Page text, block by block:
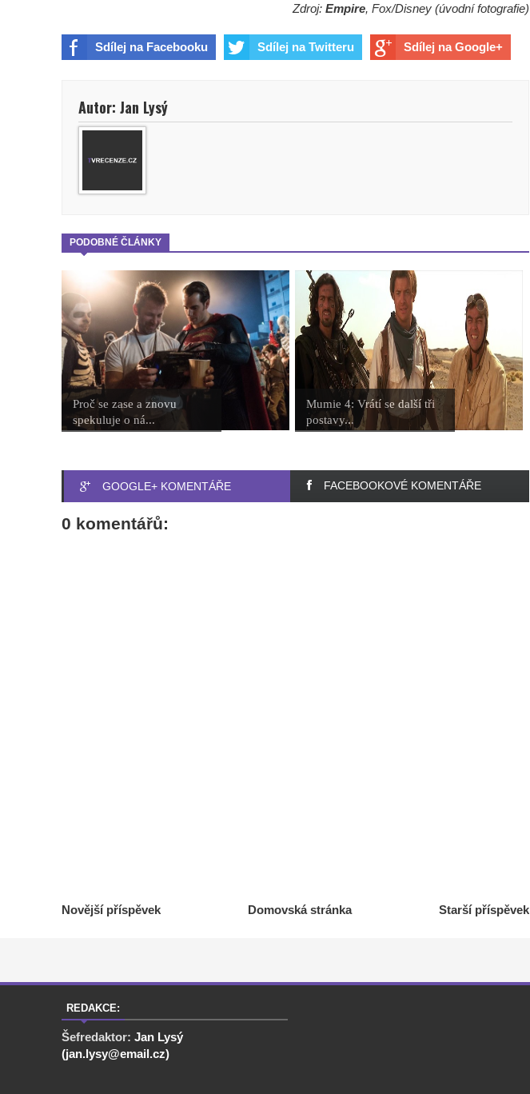
Zdroj: Empire, Fox/Disney (úvodní fotografie)
Sdílej na Facebooku Sdílej na Twitteru Sdílej na Google+
Autor: Jan Lysý
PODOBNÉ ČLÁNKY
Proč se zase a znovu
spekuluje o ná...
Mumie 4: Vrátí se další tři
postavy...
GOOGLE+ KOMENTÁŘE FACEBOOKOVÉ KOMENTÁŘE
0 komentářů:
Novější příspěvek Starší příspěvek
Domovská stránka
REDAKCE:
Šefredaktor: Jan Lysý
(jan.lysy@email.cz)